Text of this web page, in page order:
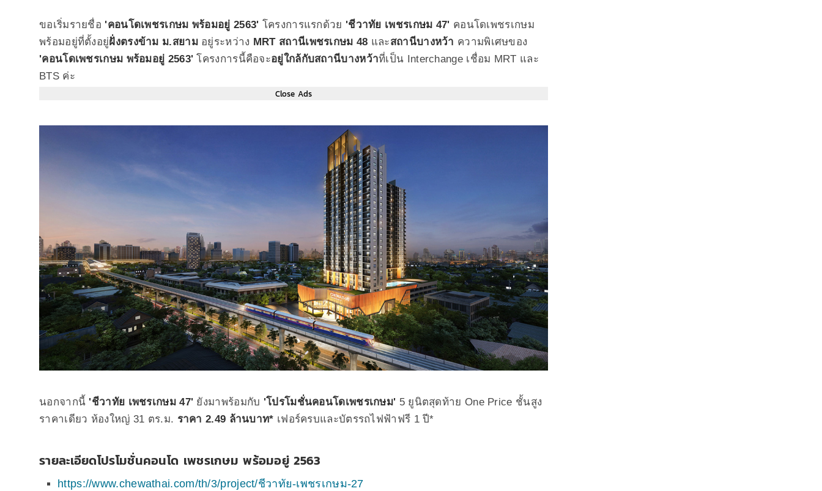
ขอเริ่มรายชื่อ 'คอนโดเพชรเกษม พร้อมอยู่ 2563' โครงการแรกด้วย 'ชีวาทัย เพชรเกษม 47' คอนโดเพชรเกษม
พร้อมอยู่ที่ตั้งอยู่ฝั่งตรงข้าม ม.สยามอยู่ระหว่าง MRT สถานีเพชรเกษม 48 และสถานีบางหว้า ความพิเศษของ
'คอนโดเพชรเกษม พร้อมอยู่ 2563' โครงการนี้คือจะอยู่ใกล้กับสถานีบางหว้าที่เป็น Interchange เชื่อม MRT และ
BTS ค่ะ
Close Ads
นอกจากนี้ 'ชีวาทัย เพชรเกษม 47' ยังมาพร้อมกับ 'โปรโมชั่นคอนโดเพชรเกษม' 5 ยูนิตสุดท้าย One Price ชั้นสูง
ราคาเดียว ห้องใหญ่ 31 ตร.ม. ราคา 2.49 ล้านบาท* เฟอร์ครบและบัตรรถไฟฟ้าฟรี 1 ปี*
รายละเอียดโปรโมชั่นคอนโด เพชรเกษม พร้อมอยู่ 2563
https://www.chewathai.com/th/3/project/ชีวาทัย-เพชรเกษม-27